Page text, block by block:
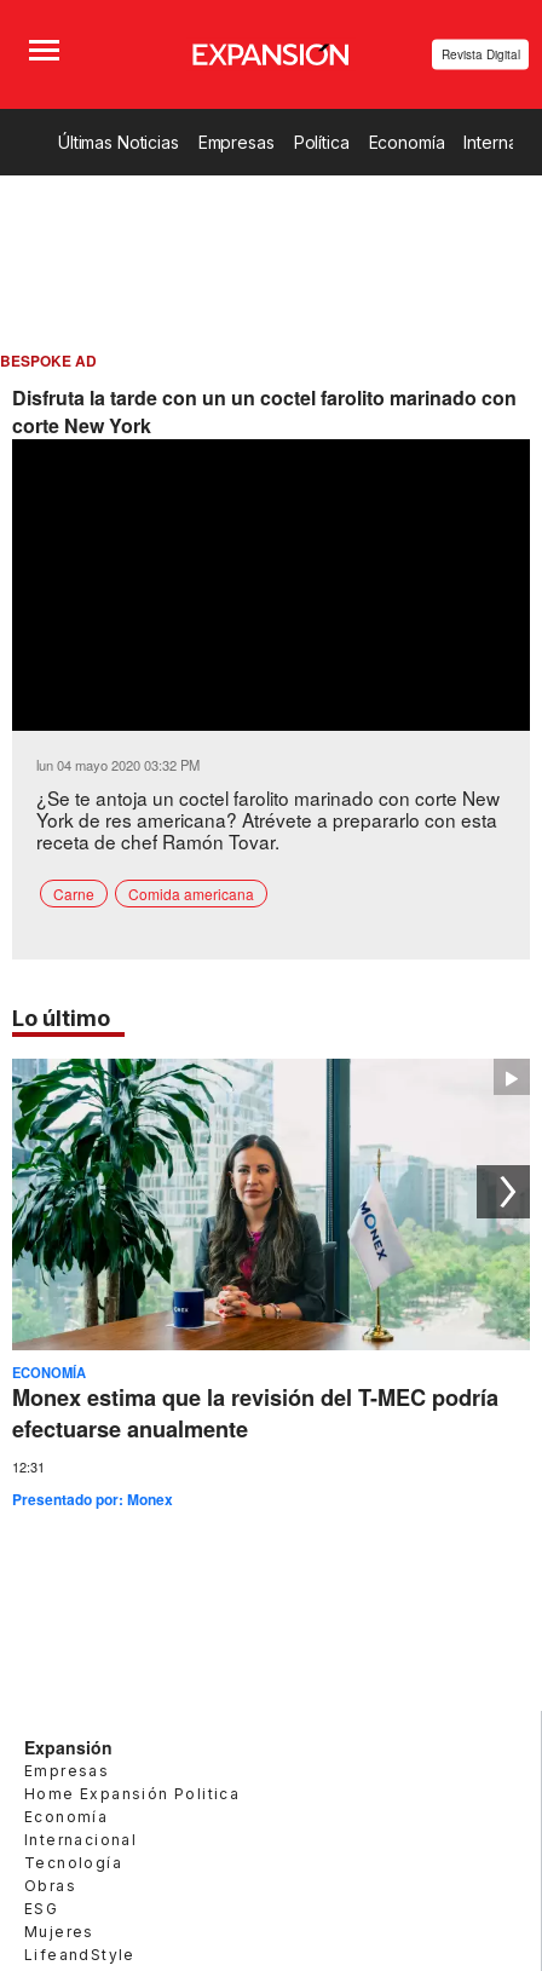
Revista Digital
Últimas Noticias Empresas Política Economía
BESPOKE AD
Disfruta la tarde con un un coctel farolito marinado con
corte New York
lun 04 mayo 2020 03:32 PM
¿Se te antoja un coctel farolito marinado con corte New
York de res americana? Atrévete a prepararlo con esta
receta de chef Ramón Tovar.
Carne Comida americana
Lo último
ECONOMÍA
Monex estima que la revisión del T-MEC podría
efectuarse anualmente
12:31
Presentado por:Monex
Expansión
Empresas
Home Expansión Politica
Economía
Internacional
Tecnología
Obras
ESG
Mujeres
LifeandStyle